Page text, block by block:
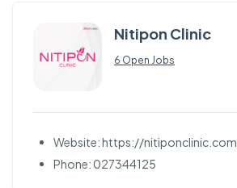
Nitipon Clinic
6 Open Jobs
Website: https://nitiponclinic.com
Phone: 027344125